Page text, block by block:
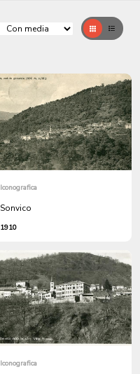
GrigliaTable
Iconografica
Sonvico
1910
Iconografica